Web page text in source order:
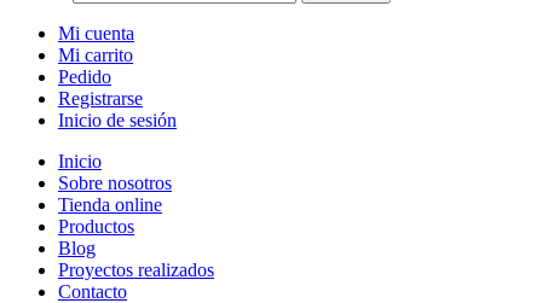
Mi cuenta
Mi carrito
Pedido
Registrarse
Inicio de sesión
Inicio
Sobre nosotros
Tienda online
Productos
Blog
Proyectos realizados
Contacto